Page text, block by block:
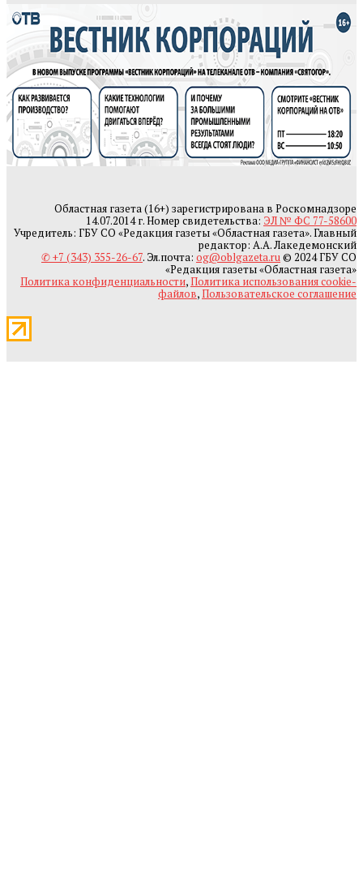
Областная газета (16+) зарегистрирована в Роскомнадзоре
14.07.2014 г. Номер свидетельства: ЭЛ № ФС 77-58600
Учредитель: ГБУ СО «Редакция газеты «Областная газета». Главный
редактор: А.А. Лакедемонский
✆ +7 (343) 355-26-67. Эл.почта: og@oblgazeta.ru© 2024 ГБУ СО
«Редакция газеты «Областная газета»
Политика конфиденциальности,Политика использования cookie-
файлов,Пользовательское соглашение